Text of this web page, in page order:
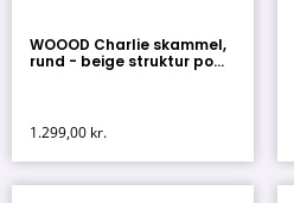
WOOOD Charlie skammel,
rund - beige struktur po...
1.299,00 kr.